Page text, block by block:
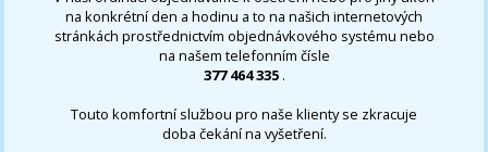
na konkrétní den a hodinu a to na našich internetových
stránkách prostřednictvím objednávkového systému nebo
na našem telefonním čísle
377 464 335 .
Touto komfortní službou pro naše klienty se zkracuje
doba čekání na vyšetření.